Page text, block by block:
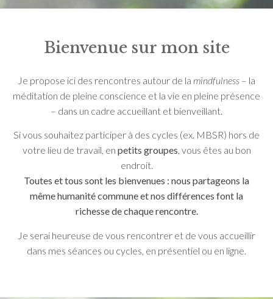
Bienvenue sur mon site
Je propose ici des rencontres autour de la mindfulness – la
méditation de pleine conscience et la vie en pleine présence
– dans un cadre accueillant et bienveillant.
Si vous souhaitez participer à des cycles (ex. MBSR) hors de
votre lieu de travail, en petits groupes, vous êtes au bon
endroit.
Toutes et tous sont les bienvenues : nous partageons la
même humanité commune et nos différences font la
richesse de chaque rencontre.
Je serai heureuse de vous rencontrer et de vous accueillir
dans mes séances ou cycles, en présentiel ou en ligne.